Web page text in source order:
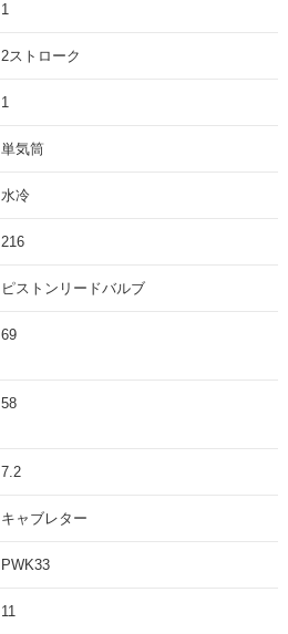
1
2ストローク
1
単気筒
水冷
216
ピストンリードバルブ
69
58
7.2
キャブレター
PWK33
11